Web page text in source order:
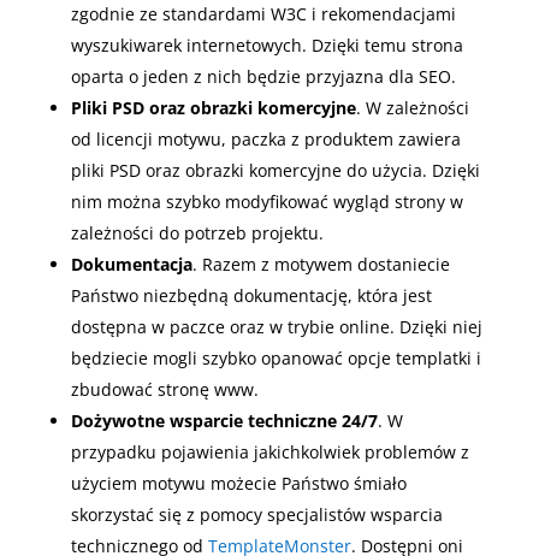
zgodnie ze standardami W3C i rekomendacjami
wyszukiwarek internetowych. Dzięki temu strona
oparta o jeden z nich będzie przyjazna dla SEO.
Pliki PSD oraz obrazki komercyjne. W zależności
od licencji motywu, paczka z produktem zawiera
pliki PSD oraz obrazki komercyjne do użycia. Dzięki
nim można szybko modyfikować wygląd strony w
zależności do potrzeb projektu.
Dokumentacja. Razem z motywem dostaniecie
Państwo niezbędną dokumentację, która jest
dostępna w paczce oraz w trybie online. Dzięki niej
będziecie mogli szybko opanować opcje templatki i
zbudować stronę www.
Dożywotne wsparcie techniczne 24/7. W
przypadku pojawienia jakichkolwiek problemów z
użyciem motywu możecie Państwo śmiało
skorzystać się z pomocy specjalistów wsparcia
technicznego od TemplateMonster. Dostępni oni